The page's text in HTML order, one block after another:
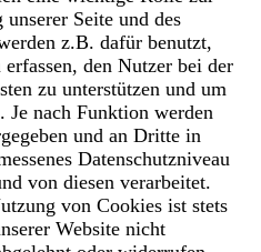
unserer Seite und des
z.B. dafür benutzt,
den Nutzer bei der
zu unterstützen und um
Je nach Funktion werden
und an Dritte in
Datenschutzniveau
von diesen verarbeitet.
von Cookies ist stets
Website nicht